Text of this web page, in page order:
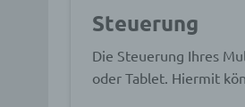
Steuerung
Die Steuerung Ihres
oder Tablet. Hiermit